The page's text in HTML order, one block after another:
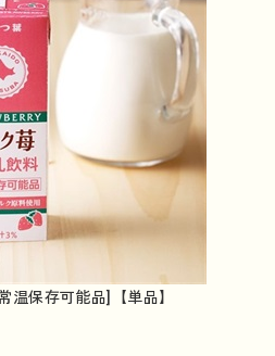
温保存可能品]【単品】